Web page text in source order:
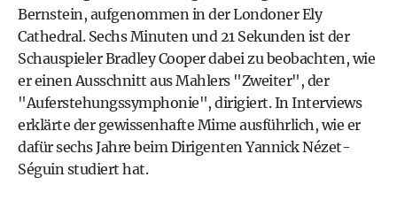
Bernstein, aufgenommen in der Londoner Ely
Cathedral. Sechs Minuten und 21 Sekunden ist der
Schauspieler Bradley Cooper dabei zu beobachten, wie
er einen Ausschnitt aus Mahlers "Zweiter", der
"Auferstehungssymphonie", dirigiert. In Interviews
erklärte der gewissenhafte Mime ausführlich, wie er
dafür sechs Jahre beim Dirigenten Yannick Nézet-
Séguin studiert hat.